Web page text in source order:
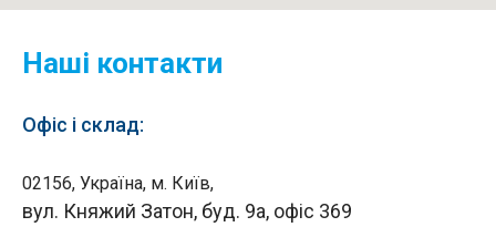
Наші контакти
Офіс і склад:
02156, Україна, м. Київ,
вул. Княжий Затон, буд. 9а, офіс 369